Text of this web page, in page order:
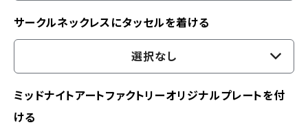
サークルネックレスにタッセルを着ける
選択なし
ミッドナイトアートファクトリーオリジナルプレートを付
ける